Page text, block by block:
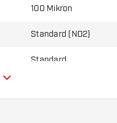
100 Mikron
Standard (NO2)
Standard